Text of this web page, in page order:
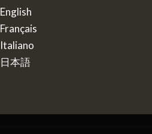
English
Français
Italiano
日本語